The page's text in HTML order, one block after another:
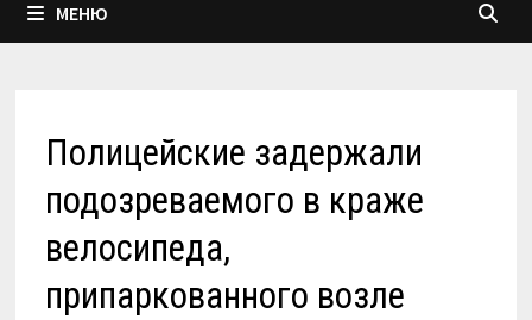
МЕНЮ
Полицейские задержали
подозреваемого в краже
велосипеда,
припаркованного возле